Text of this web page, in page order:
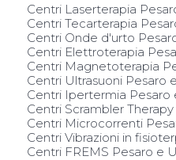
Centri Laserterapia
Centri Tecarterapia
Centri Onde d'urto
Centri Elettroterapia
Centri Magnetoterapia
Centri Ultrasuoni Pesaro
Centri Ipertermia Pesaro
Centri Scrambler
Centri Microcorrenti
Centri Vibrazioni in
Centri FREMS Pesaro e